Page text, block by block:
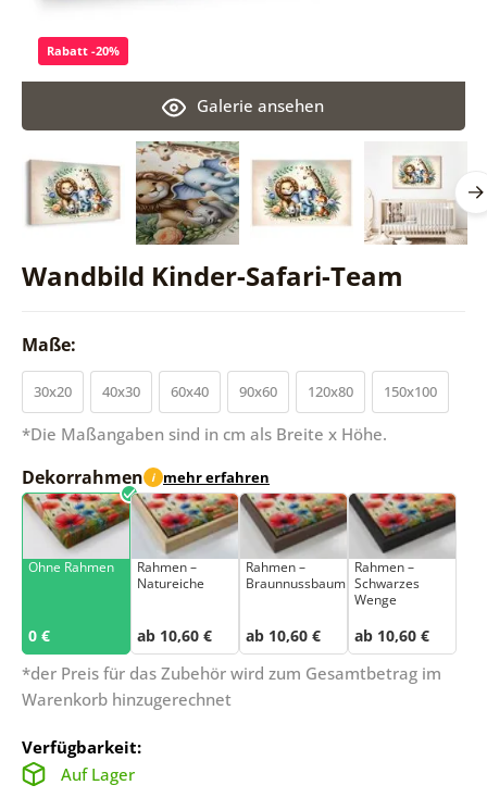
Wandbild Kinder-Safari-Team
Galerie ansehen
Rabatt -20%
Maße:
30x20 40x30 60x40 90x60 120x80 150x100
*Die Maßangaben sind in cm als Breite x Höhe.
Dekorrahmen i mehr erfahren
Ohne Rahmen
0 €
Rahmen –
Natureiche
ab 10,60 €
Rahmen –
Braunnussbaum
ab 10,60 €
Rahmen –
Schwarzes
Wenge
ab 10,60 €
*der Preis für das Zubehör wird zum Gesamtbetrag im
Warenkorb hinzugerechnet
Verfügbarkeit:
Auf Lager